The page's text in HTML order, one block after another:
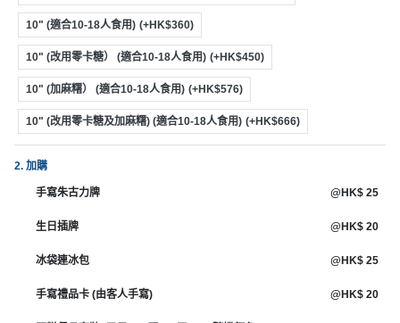
10" (適合10-18人食用) (+HK$360)
10" (改用零卡糖） (適合10-18人食用) (+HK$450)
10" (加麻糬） (適合10-18人食用) (+HK$576)
10" (改用零卡糖及加麻糬) (適合10-18人食用) (+HK$666)
2. 加購
手寫朱古力牌 @HK$ 25
生日插牌 @HK$ 20
冰袋連冰包 @HK$ 25
手寫禮品卡 (由客人手寫) @HK$ 20